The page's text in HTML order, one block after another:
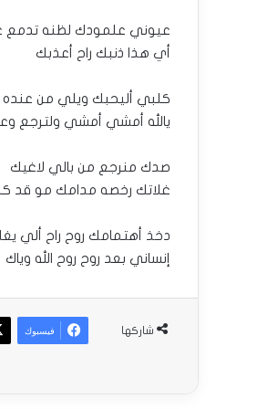
عيوني علمودك لظنه تدمع
أي هذا ذنبك راح أعذبك
كلبي أليحبك ويلي من
يالله أمشي أمشي ولترجع
صدك منرجع من بالي لاغيك
غلاتك رخصه مدامك مو قد
دخذ أهتمامك روح راح ألي
إنساني بعد روح روح الله وياك
شاركها فيسبوك